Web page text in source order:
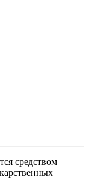
средством